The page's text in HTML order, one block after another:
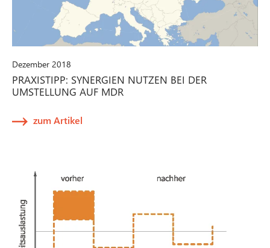
Dezember 2018
PRAXISTIPP: SYNERGIEN NUTZEN BEI DER
UMSTELLUNG AUF MDR
zum Artikel